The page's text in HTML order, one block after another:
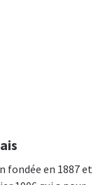
fondée en 1887 et